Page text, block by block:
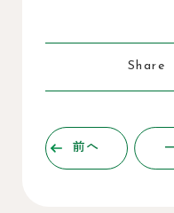
Share
前へ